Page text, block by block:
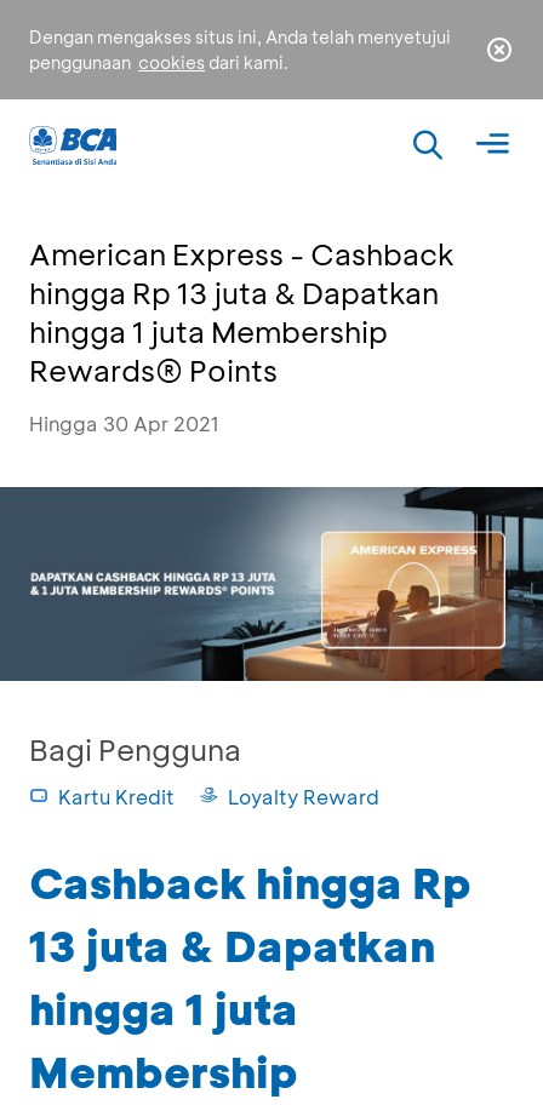
Dengan mengakses situs ini, Anda telah menyetujui
penggunaan cookies dari kami.
American Express - Cashback
hingga Rp 13 juta & Dapatkan
hingga 1 juta Membership
Rewards® Points
Hingga 30 Apr 2021
Bagi Pengguna
Kartu Kredit Loyalty Reward
Cashback hingga Rp
13 juta & Dapatkan
hingga 1 juta
Membership